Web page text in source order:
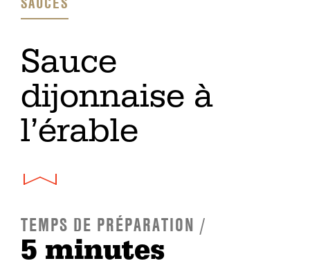
Sauce
dijonnaise à
l’érable
TEMPS DE PRÉPARATION /
5 minutes